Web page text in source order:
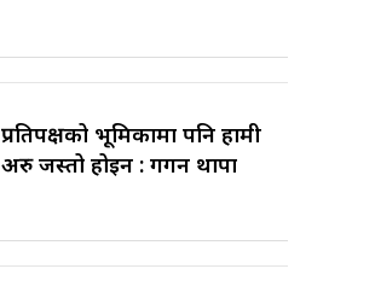
प्रतिपक्षको भूमिकामा पनि हामी
अरु जस्तो होइन : गगन थापा